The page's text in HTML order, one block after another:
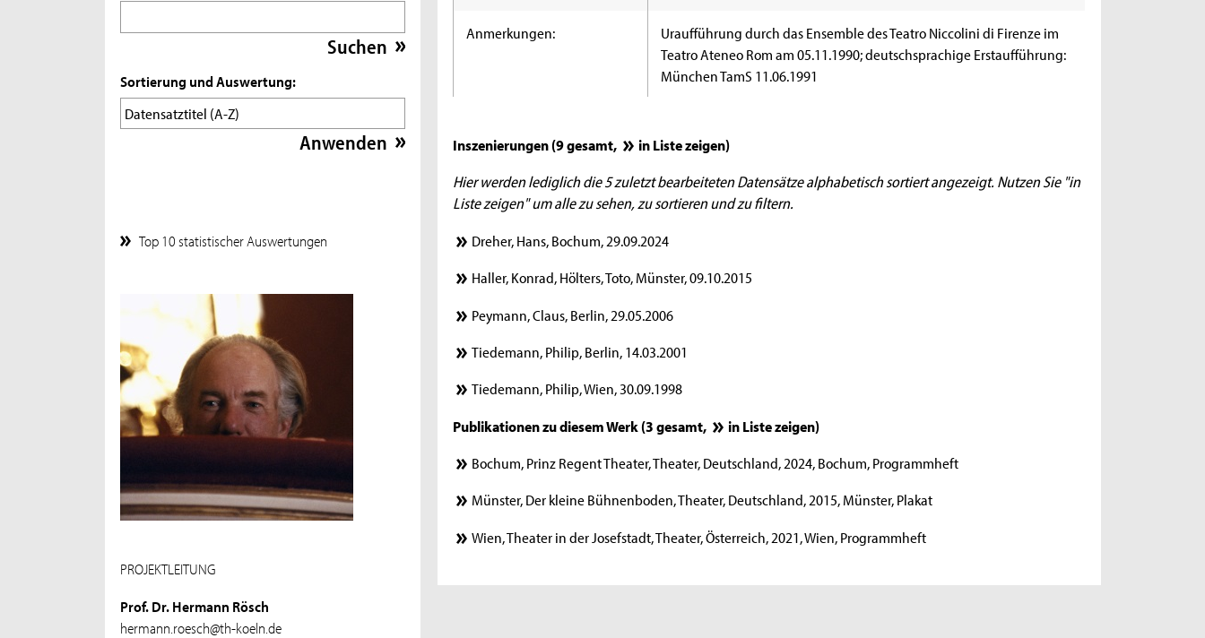
Sortierung und Auswertung:
Top 10 statistischer Auswertungen
PROJEKTLEITUNG
Prof. Dr. Hermann Rösch
hermann.roesch@th-koeln.de
Anmerkungen:
Uraufführung durch das Ensemble des Teatro Niccolini di Firenze im
Teatro Ateneo Rom am 05.11.1990; deutschsprachige Erstaufführung:
München TamS 11.06.1991
Inszenierungen (9 gesamt, in Liste zeigen)
Hier werden lediglich die 5 zuletzt bearbeiteten Datensätze alphabetisch sortiert angezeigt. Nutzen Sie "in
Liste zeigen" um alle zu sehen, zu sortieren und zu filtern.
Dreher, Hans, Bochum, 29.09.2024
Haller, Konrad, Hölters, Toto, Münster, 09.10.2015
Peymann, Claus, Berlin, 29.05.2006
Tiedemann, Philip, Berlin, 14.03.2001
Tiedemann, Philip, Wien, 30.09.1998
Publikationen zu diesem Werk (3 gesamt,
in Liste zeigen)
Bochum, Prinz Regent Theater, Theater, Deutschland, 2024, Bochum, Programmheft
Münster, Der kleine Bühnenboden, Theater, Deutschland, 2015, Münster, Plakat
Wien, Theater in der Josefstadt, Theater, Österreich, 2021, Wien, Programmheft